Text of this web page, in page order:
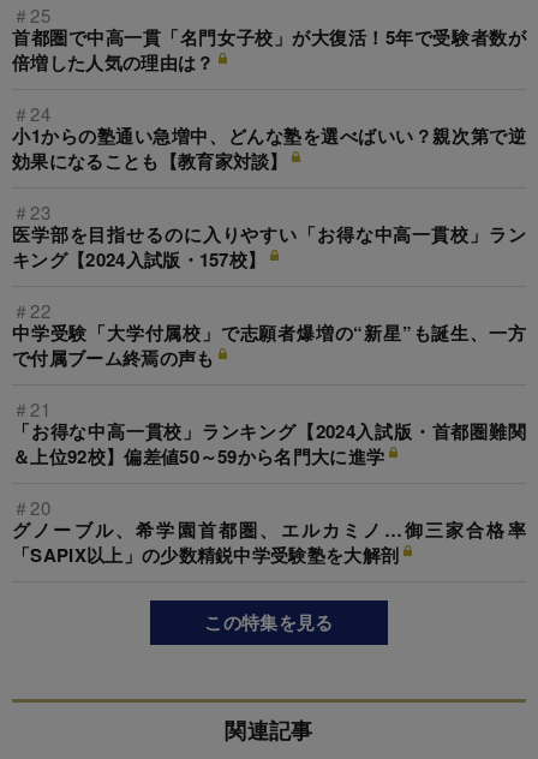
＃25
首都圏で中高一貫「名門女子校」が大復活！5年で受験者数が
倍増した人気の理由は？
＃24
小1からの塾通い急増中、どんな塾を選べばいい？親次第で逆
効果になることも【教育家対談】
＃23
医学部を目指せるのに入りやすい「お得な中高一貫校」ラン
キング【2024入試版・157校】
＃22
中学受験「大学付属校」で志願者爆増の“新星”も誕生、一方
で付属ブーム終焉の声も
＃21
「お得な中高一貫校」ランキング【2024入試版・首都圏難関
＆上位92校】偏差値50～59から名門大に進学
＃20
グノーブル、希学園首都圏、エルカミノ…御三家合格率
「SAPIX以上」の少数精鋭中学受験塾を大解剖
この特集を見る
関連記事